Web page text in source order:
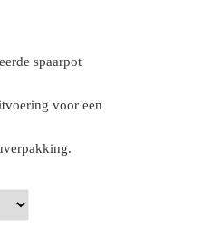
spaarpot
voor een